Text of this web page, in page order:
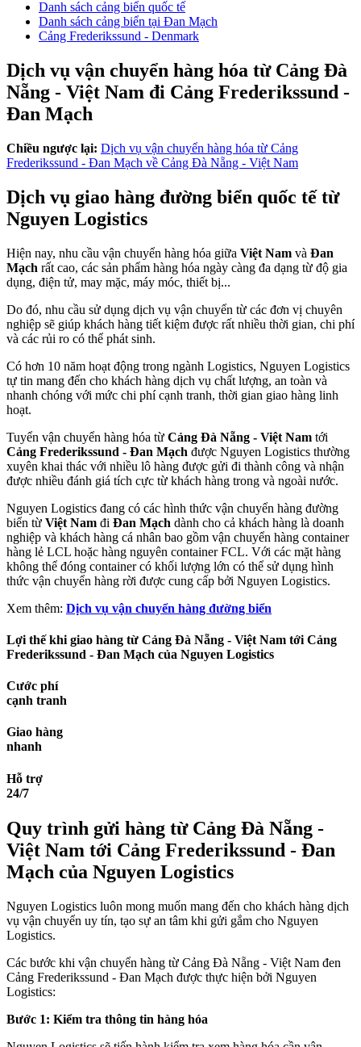
Danh sách cảng biển quốc tế
Danh sách cảng biển tại Đan Mạch
Cảng Frederikssund - Denmark
Dịch vụ vận chuyển hàng hóa từ Cảng Đà
Nẵng - Việt Nam đi Cảng Frederikssund -
Đan Mạch
Chiều ngược lại: Dịch vụ vận chuyển hàng hóa từ Cảng
Frederikssund - Đan Mạch về Cảng Đà Nẵng - Việt Nam
Dịch vụ giao hàng đường biển quốc tế từ
Nguyen Logistics
Hiện nay, nhu cầu vận chuyển hàng hóa giữa Việt Nam và Đan
Mạch rất cao, các sản phẩm hàng hóa ngày càng đa dạng từ độ gia
dụng, điện tử, may mặc, máy móc, thiết bị...
Do đó, nhu cầu sử dụng dịch vụ vận chuyển từ các đơn vị chuyên
nghiệp sẽ giúp khách hàng tiết kiệm được rất nhiều thời gian, chi phí
và các rủi ro có thể phát sinh.
Có hơn 10 năm hoạt động trong ngành Logistics, Nguyen Logistics
tự tin mang đến cho khách hàng dịch vụ chất lượng, an toàn và
nhanh chóng với mức chi phí cạnh tranh, thời gian giao hàng linh
hoạt.
Tuyển vận chuyển hàng hóa từ Cảng Đà Nẵng - Việt Nam tới
Cảng Frederikssund - Đan Mạch được Nguyen Logistics thường
xuyên khai thác với nhiều lô hàng được gửi đi thành công và nhận
được nhiều đánh giá tích cực từ khách hàng trong và ngoài nước.
Nguyen Logistics đang có các hình thức vận chuyển hàng đường
biển từ Việt Nam đi Đan Mạch dành cho cả khách hàng là doanh
nghiệp và khách hàng cá nhân bao gồm vận chuyển hàng container
hàng lẻ LCL hoặc hàng nguyên container FCL. Với các mặt hàng
không thể đóng container có khối lượng lớn có thể sử dụng hình
thức vận chuyển hàng rời được cung cấp bởi Nguyen Logistics.
Xem thêm: Dịch vụ vận chuyển hàng đường biển
Lợi thế khi giao hàng từ Cảng Đà Nẵng - Việt Nam tới Cảng
Frederikssund - Đan Mạch của Nguyen Logistics
Cước phí
cạnh tranh
Giao hàng
nhanh
Hỗ trợ
24/7
Quy trình gửi hàng từ Cảng Đà Nẵng -
Việt Nam tới Cảng Frederikssund - Đan
Mạch của Nguyen Logistics
Nguyen Logistics luôn mong muốn mang đến cho khách hàng dịch
vụ vận chuyển uy tín, tạo sự an tâm khi gửi gắm cho Nguyen
Logistics.
Các bước khi vận chuyển hàng từ Cảng Đà Nẵng - Việt Nam đen
Cảng Frederikssund - Đan Mạch được thực hiện bởi Nguyen
Logistics:
Bước 1: Kiểm tra thông tin hàng hóa